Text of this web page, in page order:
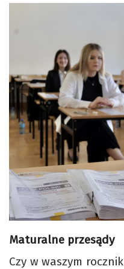
Maturalne przesądy
Czy w waszym